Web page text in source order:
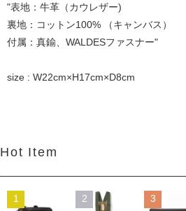
"表地：牛革（カウレザー)
裏地：コットン100% （キャンバス）
付属：真鍮、WALDESファスナー"
size : W22cm×H17cm×D8cm
Hot Item
1 2 3